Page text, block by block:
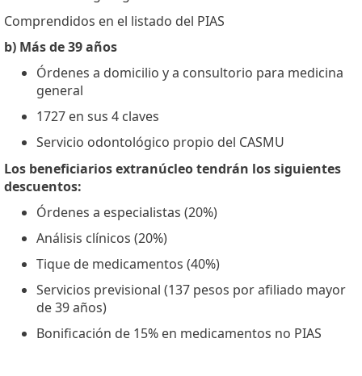
Comprendidos en el listado del PIAS
b) Más de 39 años
Órdenes a domicilio y a consultorio para medicina
general
1727 en sus 4 claves
Servicio odontológico propio del CASMU
Los beneficiarios extranúcleo tendrán los siguientes
descuentos:
Órdenes a especialistas (20%)
Análisis clínicos (20%)
Tique de medicamentos (40%)
Servicios previsional (137 pesos por afiliado mayor
de 39 años)
Bonificación de 15% en medicamentos no PIAS